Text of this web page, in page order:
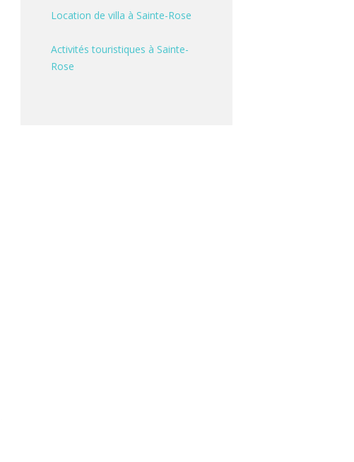
Location de villa à Sainte-Rose
Activités touristiques à Sainte-
Rose